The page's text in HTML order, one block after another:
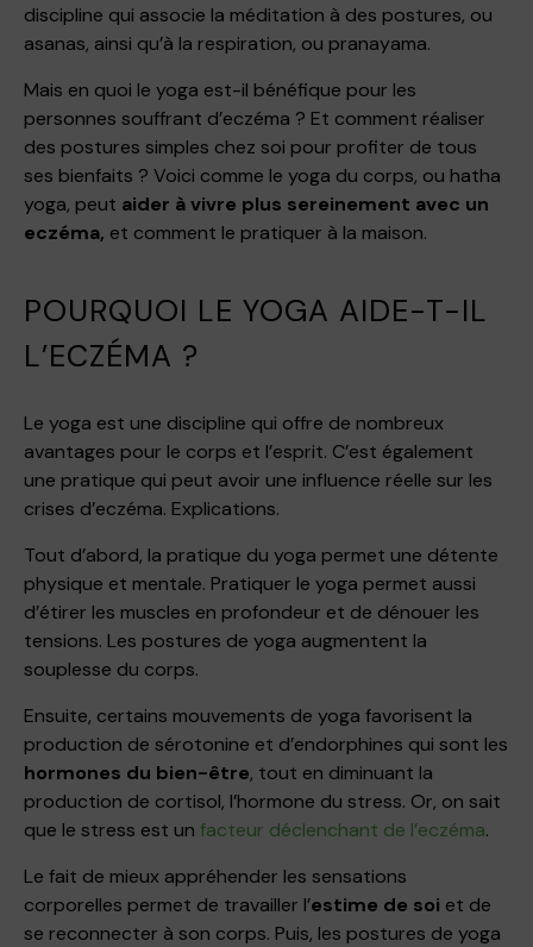
discipline qui associe la méditation à des postures, ou
asanas, ainsi qu’à la respiration, ou pranayama.
Mais en quoi le yoga est-il bénéfique pour les
personnes souffrant d’eczéma ? Et comment réaliser
des postures simples chez soi pour profiter de tous
ses bienfaits ? Voici comme le yoga du corps, ou hatha
yoga, peut aider à vivre plus sereinement avec un
eczéma, et comment le pratiquer à la maison.
POURQUOI LE YOGA AIDE-T-IL
L’ECZÉMA ?
Le yoga est une discipline qui offre de nombreux
avantages pour le corps et l’esprit. C’est également
une pratique qui peut avoir une influence réelle sur les
crises d’eczéma. Explications.
Tout d’abord, la pratique du yoga permet une détente
physique et mentale. Pratiquer le yoga permet aussi
d’étirer les muscles en profondeur et de dénouer les
tensions. Les postures de yoga augmentent la
souplesse du corps.
Ensuite, certains mouvements de yoga favorisent la
production de sérotonine et d’endorphines qui sont les
hormones du bien-être, tout en diminuant la
production de cortisol, l’hormone du stress. Or, on sait
que le stress est un facteur déclenchant de l’eczéma.
Le fait de mieux appréhender les sensations
corporelles permet de travailler l’estime de soi et de
se reconnecter à son corps. Puis, les postures de yoga